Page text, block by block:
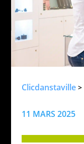
Clicdanstaville>
11 MARS 2025